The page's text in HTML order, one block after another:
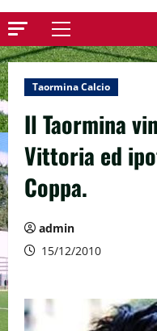
Menu
principale
Taormina Calcio
Il Taormina
Vittoria ed
Coppa.
admin
15/12/2010